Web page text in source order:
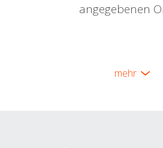
angegebenen
mehr